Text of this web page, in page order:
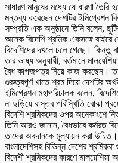
সাধারণ মানুষের মধ্যে যে ধারণা
মন্তব্য করেছেন দেশটির ইমিগ্রেশন
সম্প্রতি এক অনুষ্ঠানে তিনি বলেন,
অনেক বিদেশি শ্রমিক একসঙ্গে বাইরে
বিদেশিদের দখলে চলে গেছে। কিন্তু
তার ভাষ্য অনুযায়ী, বর্তমানে
বৈধ কাগজপত্র নিয়ে কাজ করছেন।
গুরুত্বপূর্ণ খাতে শ্রম দিয়ে দেশটির
ইমিগ্রেশন মহাপরিচালক বলেন,
না ছড়িয়ে বাস্তব পরিস্থিতি বোঝা
বিদেশি শ্রমিকদের ওপর অনেকাংশে
তিনি আরও জানান, বৈধভাবে কর্মরত
তাদের অবদানকে মূল্যায়ন করা উচিত।
বাংলাদেশিসহ বিভিন্ন দেশের
বিদেশী শ্রমিকদের কারণে